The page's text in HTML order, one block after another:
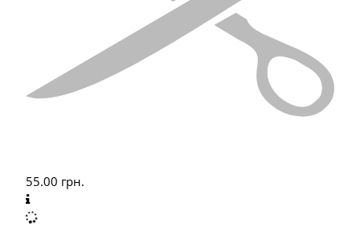
55.00 грн.